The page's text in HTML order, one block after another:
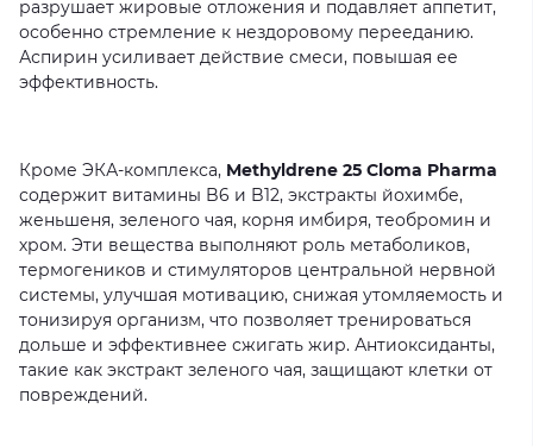
разрушает жировые отложения и подавляет аппетит,
особенно стремление к нездоровому перееданию.
Аспирин усиливает действие смеси, повышая ее
эффективность.
Кроме ЭКА-комплекса, Methyldrene 25 Cloma Pharma
содержит витамины B6 и B12, экстракты йохимбе,
женьшеня, зеленого чая, корня имбиря, теобромин и
хром. Эти вещества выполняют роль метаболиков,
термогеников и стимуляторов центральной нервной
системы, улучшая мотивацию, снижая утомляемость и
тонизируя организм, что позволяет тренироваться
дольше и эффективнее сжигать жир. Антиоксиданты,
такие как экстракт зеленого чая, защищают клетки от
повреждений.